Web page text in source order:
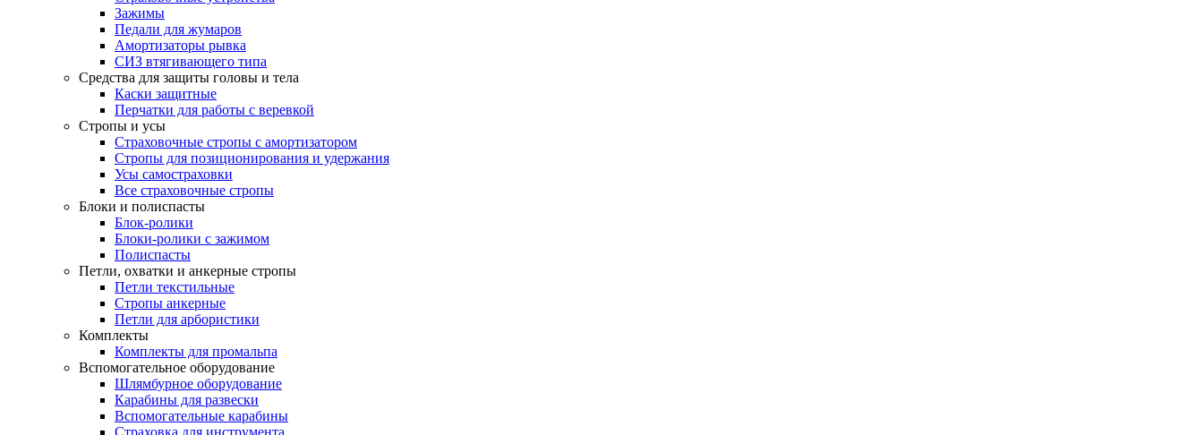
Зажимы
Педали для жумаров
Амортизаторы рывка
СИЗ втягивающего типа
Средства для защиты головы и тела
Каски защитные
Перчатки для работы с веревкой
Стропы и усы
Страховочные стропы с амортизатором
Стропы для позиционирования и удержания
Усы самостраховки
Все страховочные стропы
Блоки и полиспасты
Блок-ролики
Блоки-ролики с зажимом
Полиспасты
Петли, охватки и анкерные стропы
Петли текстильные
Стропы анкерные
Петли для арбористики
Комплекты
Комплекты для промальпа
Вспомогательное оборудование
Шлямбурное оборудование
Карабины для развески
Вспомогательные карабины
Страховка для инструмента